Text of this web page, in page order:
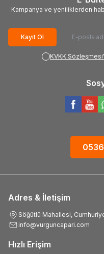
Kampanya ve yeniliklerden
Kayıt Ol
KVKK
Adres & İletişim
Söğütlü Mahallesi,
info@vurguncapari.com
Hızlı Erişim